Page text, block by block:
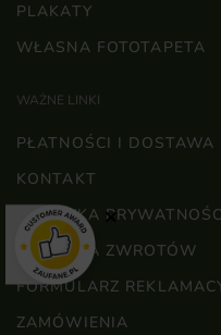
PLAKATY
WŁASNA FOTOTAPETA
WAŻNE LINKI
PŁATNOŚCI I DOSTAWA
KONTAKT
POLITYKA
POLITYKA ZWROTÓW
FORMULARZ
ZAMÓWIENIA
×